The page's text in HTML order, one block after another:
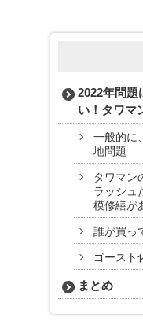
2022年問題
い！タワマ
一般的に
地問題
タワマン
ラッシュ
模修繕が
誰が買っ
ゴースト
まとめ